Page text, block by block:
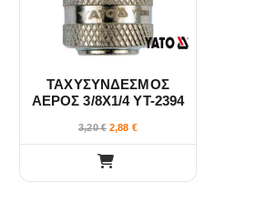
ΤΑΧΥΣΥΝΔΕΣΜΟΣ
ΑΕΡΟΣ 3/8X1/4 YT-2394
3,20€ 2,88 €